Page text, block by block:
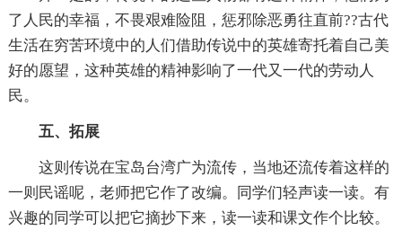
了人民的幸福，不畏艰难险阻，惩邪除恶勇往直前??古代
生活在穷苦环境中的人们借助传说中的英雄寄托着自己美
好的愿望，这种英雄的精神影响了一代又一代的劳动人
民。
五、拓展
这则传说在宝岛台湾广为流传，当地还流传着这样的
一则民谣呢，老师把它作了改编。同学们轻声读一读。有
兴趣的同学可以把它摘抄下来，读一读和课文作个比较。